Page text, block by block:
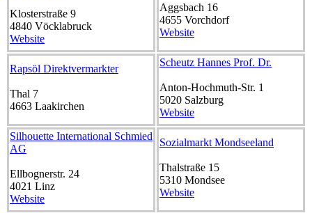
Klosterstraße 9
4840 Vöcklabruck
Website
Aggsbach 16
4655 Vorchdorf
Website
Rapsöl Direktvermarkter
Thal 7
4663 Laakirchen
Scheutz Hannes Prof. Dr.
Anton-Hochmuth-Str. 1
5020 Salzburg
Website
Silhouette International Schmied
AG
Ellbognerstr. 24
4021 Linz
Website
Sozialmarkt Mondseeland
Thalstraße 15
5310 Mondsee
Website